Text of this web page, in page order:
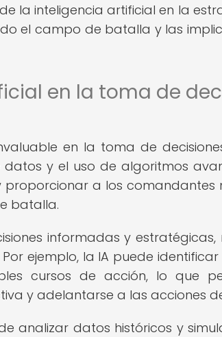
la inteligencia artificial en la
el campo de batalla y las
en la toma de
en la toma de
y el uso de algoritmos
a los comandantes
batalla.
informadas y estratégicas,
ejemplo, la IA puede
cursos de acción, lo que
y adelantarse a las acciones
analizar datos históricos y